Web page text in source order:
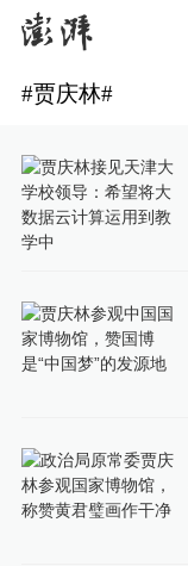
#贾庆林#